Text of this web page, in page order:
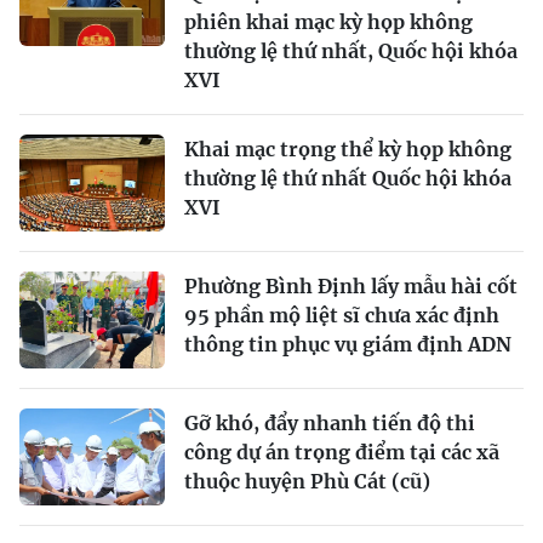
phiên khai mạc kỳ họp không
thường lệ thứ nhất, Quốc hội khóa
XVI
Khai mạc trọng thể kỳ họp không
thường lệ thứ nhất Quốc hội khóa
XVI
Phường Bình Định lấy mẫu hài cốt
95 phần mộ liệt sĩ chưa xác định
thông tin phục vụ giám định ADN
Gỡ khó, đẩy nhanh tiến độ thi
công dự án trọng điểm tại các xã
thuộc huyện Phù Cát (cũ)